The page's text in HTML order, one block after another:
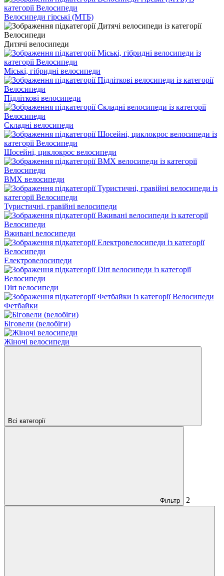
Велосипеди гірські (МТБ)
Дитячі велосипеди
Міські, гібридні велосипеди
Підліткові велосипеди
Складні велосипеди
Шосейні, циклокрос велосипеди
BMX велосипеди
Туристичні, гравійні велосипеди
Вживані велосипеди
Електровелосипеди
Dirt велосипеди
Фетбайки
Біговели (велобіги)
Жіночі велосипеди
Всі категорії
Фільтр 2